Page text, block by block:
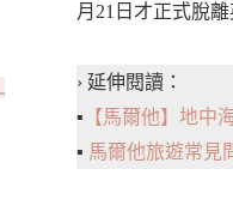
月21日才正式脫
› 延伸閱讀：
▪️ 【馬爾他】地中
▪️ 馬爾他旅遊常見